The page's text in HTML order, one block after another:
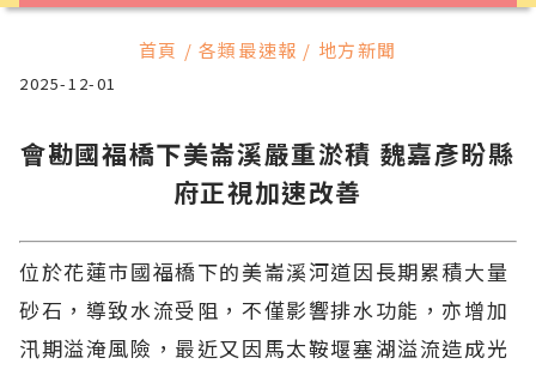
首頁 / 各類最速報 / 地方新聞
2025-12-01
會勘國福橋下美崙溪嚴重淤積 魏嘉彥盼縣
府正視加速改善
位於花蓮市國福橋下的美崙溪河道因長期累積大量
砂石，導致水流受阻，不僅影響排水功能，亦增加
汛期溢淹風險，最近又因馬太鞍堰塞湖溢流造成光